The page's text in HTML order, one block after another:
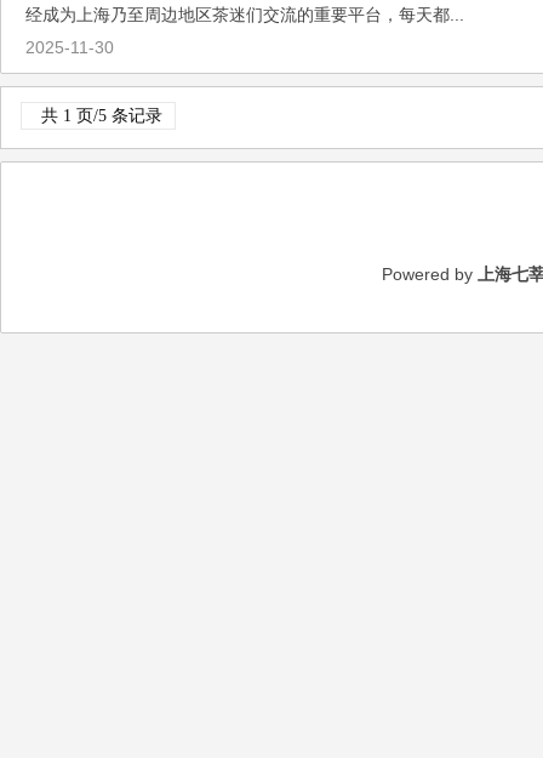
经成为上海乃至周边地区茶迷们交流的重要平台，每天都...
2025-11-30
共 1 页/5 条记录
Powered by 上海七